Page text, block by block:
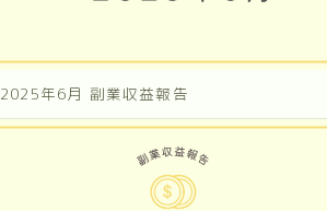
2025年6月 副業収益報告